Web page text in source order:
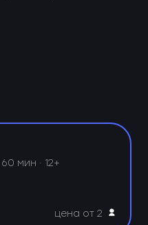
мин · 12+
цена от 2